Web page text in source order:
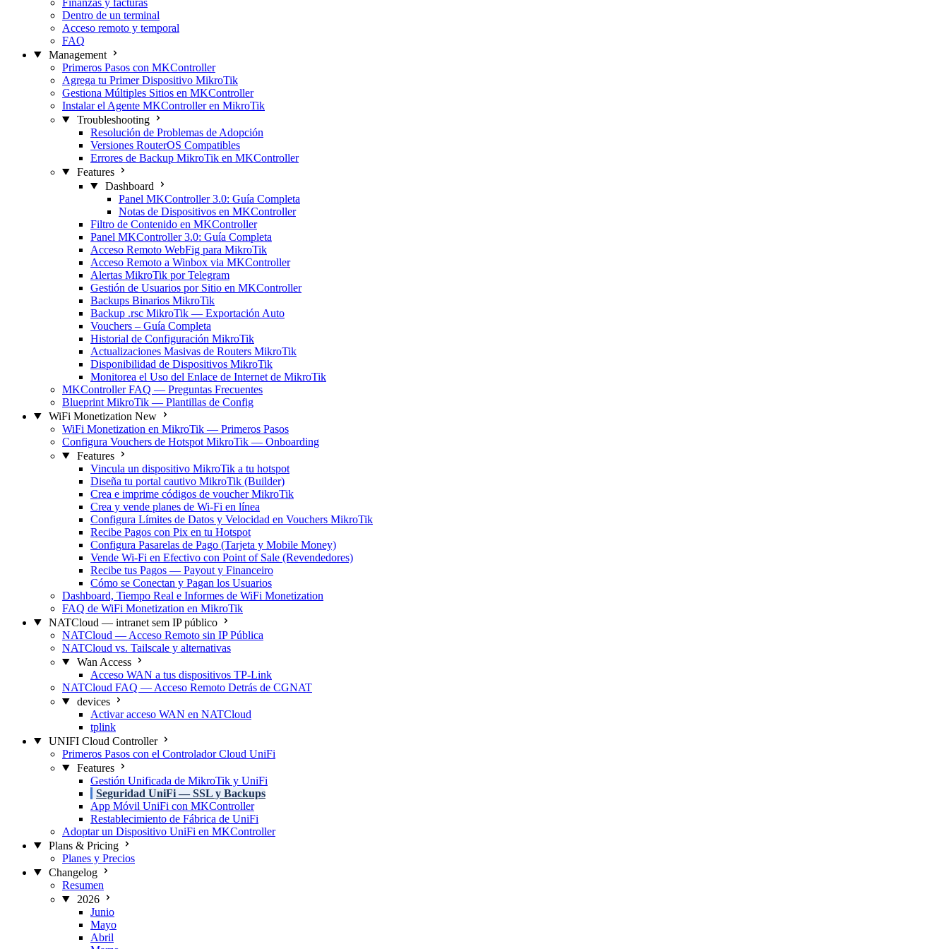
Dentro de un terminal
Acceso remoto y temporal
FAQ
Management
Primeros Pasos con MKController
Agrega tu Primer Dispositivo MikroTik
Gestiona Múltiples Sitios en MKController
Instalar el Agente MKController en MikroTik
Troubleshooting
Resolución de Problemas de Adopción
Versiones RouterOS Compatibles
Errores de Backup MikroTik en MKController
Features
Dashboard
Panel MKController 3.0: Guía Completa
Notas de Dispositivos en MKController
Filtro de Contenido en MKController
Panel MKController 3.0: Guía Completa
Acceso Remoto WebFig para MikroTik
Acceso Remoto a Winbox via MKController
Alertas MikroTik por Telegram
Gestión de Usuarios por Sitio en MKController
Backups Binarios MikroTik
Backup .rsc MikroTik — Exportación Auto
Vouchers – Guía Completa
Historial de Configuración MikroTik
Actualizaciones Masivas de Routers MikroTik
Disponibilidad de Dispositivos MikroTik
Monitorea el Uso del Enlace de Internet de MikroTik
MKController FAQ — Preguntas Frecuentes
Blueprint MikroTik — Plantillas de Config
WiFi Monetization New
WiFi Monetization en MikroTik — Primeros Pasos
Configura Vouchers de Hotspot MikroTik — Onboarding
Features
Vincula un dispositivo MikroTik a tu hotspot
Diseña tu portal cautivo MikroTik (Builder)
Crea e imprime códigos de voucher MikroTik
Crea y vende planes de Wi-Fi en línea
Configura Límites de Datos y Velocidad en Vouchers MikroTik
Recibe Pagos con Pix en tu Hotspot
Configura Pasarelas de Pago (Tarjeta y Mobile Money)
Vende Wi-Fi en Efectivo con Point of Sale (Revendedores)
Recibe tus Pagos — Payout y Financeiro
Cómo se Conectan y Pagan los Usuarios
Dashboard, Tiempo Real e Informes de WiFi Monetization
FAQ de WiFi Monetization en MikroTik
NATCloud — intranet sem IP público
NATCloud — Acceso Remoto sin IP Pública
NATCloud vs. Tailscale y alternativas
Wan Access
Acceso WAN a tus dispositivos TP-Link
NATCloud FAQ — Acceso Remoto Detrás de CGNAT
devices
Activar acceso WAN en NATCloud
tplink
UNIFI Cloud Controller
Primeros Pasos con el Controlador Cloud UniFi
Features
Gestión Unificada de MikroTik y UniFi
Seguridad UniFi — SSL y Backups
App Móvil UniFi con MKController
Restablecimiento de Fábrica de UniFi
Adoptar un Dispositivo UniFi en MKController
Plans & Pricing
Planes y Precios
Changelog
Resumen
2026
Junio
Mayo
Abril